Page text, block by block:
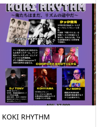
KOKI RHYTHM